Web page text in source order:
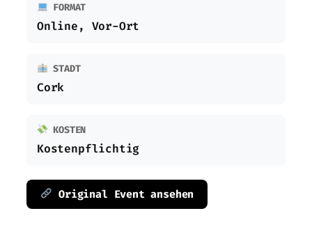
FORMAT
Online, Vor-Ort
STADT
Cork
KOSTEN
Kostenpflichtig
Original Event ansehen